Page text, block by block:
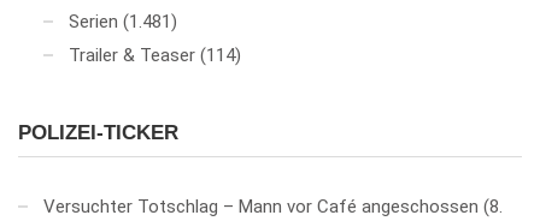
Serien (1.481)
Trailer & Teaser (114)
POLIZEI-TICKER
Versuchter Totschlag – Mann vor Café angeschossen 8.